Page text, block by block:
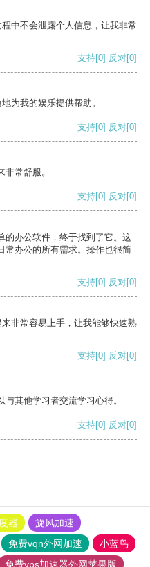
中不会泄露个人信息，让我非常
支持[0] 反对[0]
为我的娱乐提供帮助。
支持[0] 反对[0]
常舒服。
支持[0] 反对[0]
的办公软件，终于找到了它。这
常办公的所有需求。操作也很简
支持[0] 反对[0]
非常容易上手，让我能够快速熟
支持[0] 反对[0]
其他学习者交流学习心得。
支持[0] 反对[0]
器
旋风加速
免费vqn外网加速
小蓝鸟
免费vps加速器外网苹果版